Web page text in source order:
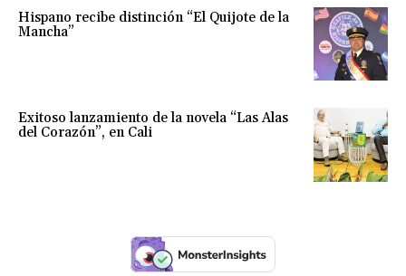
Hispano recibe distinción “El Quijote de la
Mancha”
Exitoso lanzamiento de la novela “Las Alas
del Corazón”, en Cali